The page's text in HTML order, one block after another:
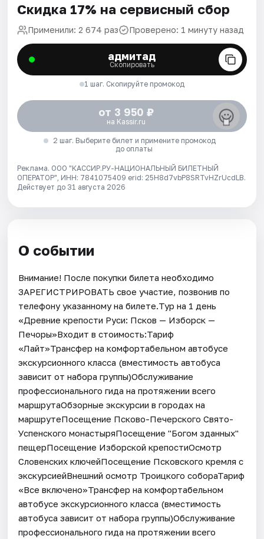
Скидка 17% на сервисный сбор
Применили: 2 674 раз Проверено: 1 минуту назад
адмитад
Скопировать
1 шаг. Скопируйте промокод
от 3 950 ₽
на Kassir.ru
2 шаг. Выберите билет и примените промокод
до оплаты
Реклама. ООО "КАССИР.РУ-НАЦИОНАЛЬНЫЙ БИЛЕТНЫЙ
ОПЕРАТОР", ИНН: 7841075409 erid: 25H8d7vbP8SRTvHZrUcdLB.
Действует до 31 августа 2026
О событии
Внимание! После покупки билета необходимо
ЗАРЕГИСТРИРОВАТЬ свое участие, позвонив по
телефону указанному на билете.Тур на 1 день
«Древние крепости Руси: Псков — Изборск —
Печоры»Входит в стоимость:Тариф
«Лайт»Трансфер на комфортабельном автобусе
экскурсионного класса (вместимость автобуса
зависит от набора группы)Обслуживание
профессионального гида на протяжении всего
маршрутаОбзорные экскурсии в городах на
маршрутеПосещение Псково-Печерского Свято-
Успенского монастыряПосещение "Богом зданных"
пещерПосещение Изборской крепостиОсмотр
Словенских ключейПосещение Псковского кремля с
экскурсиейВнешний осмотр Троицкого собораТариф
«Все включено»Трансфер на комфортабельном
автобусе экскурсионного класса (вместимость
автобуса зависит от набора группы)Обслуживание
профессионального гида на протяжении всего